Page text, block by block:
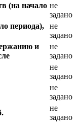
(на начало не
задано
периода),
не
задано
и
не
задано
не
задано
не
задано
не
задано